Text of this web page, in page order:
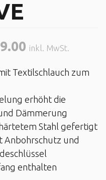
inkl. MwSt.
Textilschlauch zum
erhöht die
Dämmerung
Stahl gefertigt
Anbohrschutz und
enthalten